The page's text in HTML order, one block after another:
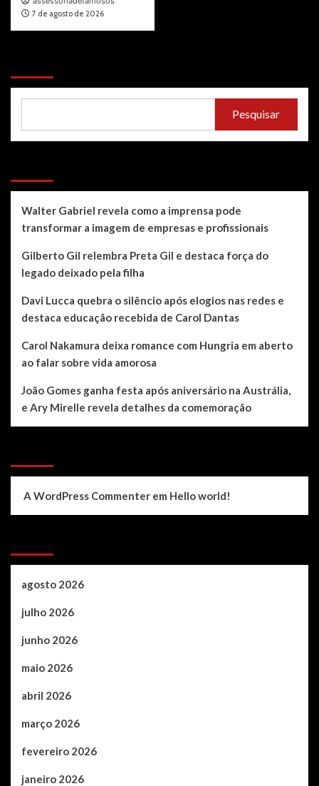
7 de agosto de 2026
Pesquisar
Walter Gabriel revela como a imprensa pode
transformar a imagem de empresas e profissionais
Gilberto Gil relembra Preta Gil e destaca força do
legado deixado pela filha
Davi Lucca quebra o silêncio após elogios nas redes e
destaca educação recebida de Carol Dantas
Carol Nakamura deixa romance com Hungria em aberto
ao falar sobre vida amorosa
João Gomes ganha festa após aniversário na Austrália,
e Ary Mirelle revela detalhes da comemoração
A WordPress Commenter em Hello world!
agosto 2026
julho 2026
junho 2026
maio 2026
abril 2026
março 2026
fevereiro 2026
janeiro 2026